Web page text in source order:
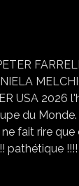
USA 2026
du
fait rire
pathétique